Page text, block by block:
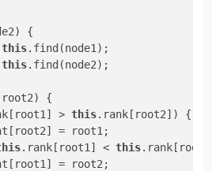
{
this.find(node1);
this.find(node2);
{
> this.rank[root2]) {
= root1;
.rank[root1] < this
= root2;